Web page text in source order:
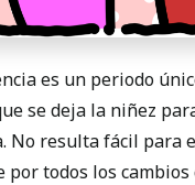
es un periodo
se deja la niñez
No resulta fácil para
por todos los